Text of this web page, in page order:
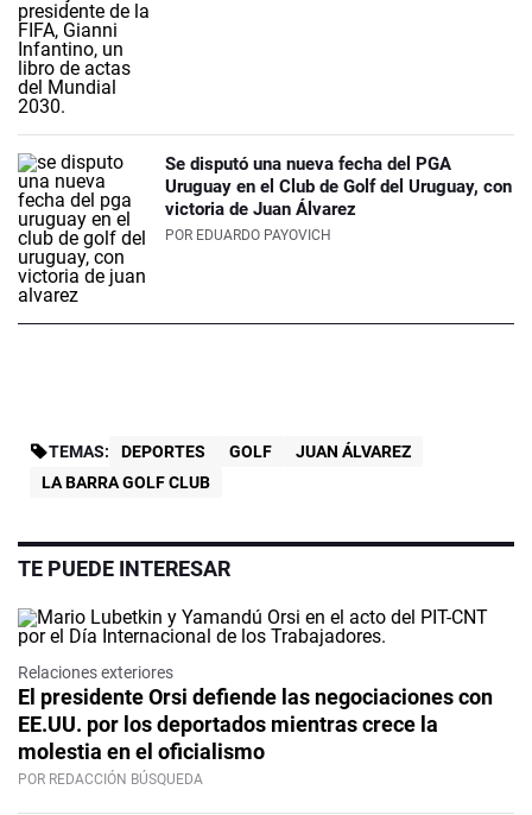
Se disputó una nueva fecha del PGA
Uruguay en el Club de Golf del Uruguay, con
victoria de Juan Álvarez
POR EDUARDO PAYOVICH
TEMAS: DEPORTES GOLF
JUAN ÁLVAREZ
LA BARRA GOLF CLUB
TE PUEDE INTERESAR
Relaciones exteriores
El presidente Orsi defiende las negociaciones con
EE.UU. por los deportados mientras crece la
molestia en el oficialismo
POR REDACCIÓN BÚSQUEDA